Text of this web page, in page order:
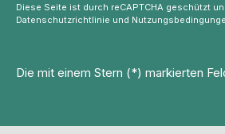
Diese Seite ist durch reCAPTCHA geschützt
Datenschutzrichtlinie und
Die mit einem Stern (*) markierten